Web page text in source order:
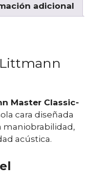
adicional
Master Classic-
cara diseñada
maniobrabilidad,
acústica.